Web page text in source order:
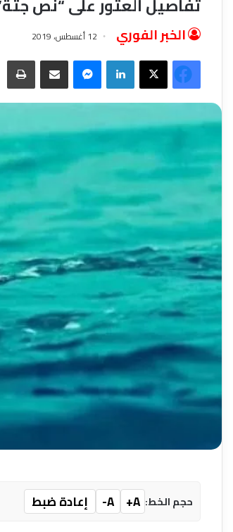
الخبر الفوري 12 أغسطس، 2019
فيسبوك‫X لينكدإن ماسنجر مشاركة عبر البريد
حجم الخط: A+
A-
إعادة ضبط